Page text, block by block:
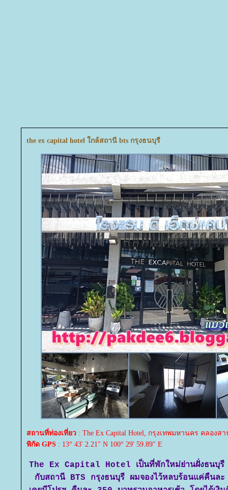
the ex capital hotel ใกล้สถานี bts กรุงธนบุรี
สถานที่ท่องเที่ยว : The Ex Capital Hotel, กรุงเทพมหานคร คลองสา
พิกัด GPS : 13° 43' 2.21" N 100° 29' 59.89" E
The Ex Capital Hotel เป็นที่พักใหม่ย่านฝั่งธนบุรี เ
กับสถานี BTS กรุงธนบุรี ผมจองไว้หลบร้อนแค่คืน